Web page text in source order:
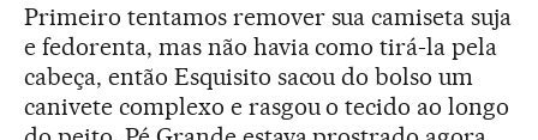
Primeiro tentamos remover sua camiseta suja
e fedorenta, mas não havia como tirá-la pela
cabeça, então Esquisito sacou do bolso um
canivete complexo e rasgou o tecido ao longo